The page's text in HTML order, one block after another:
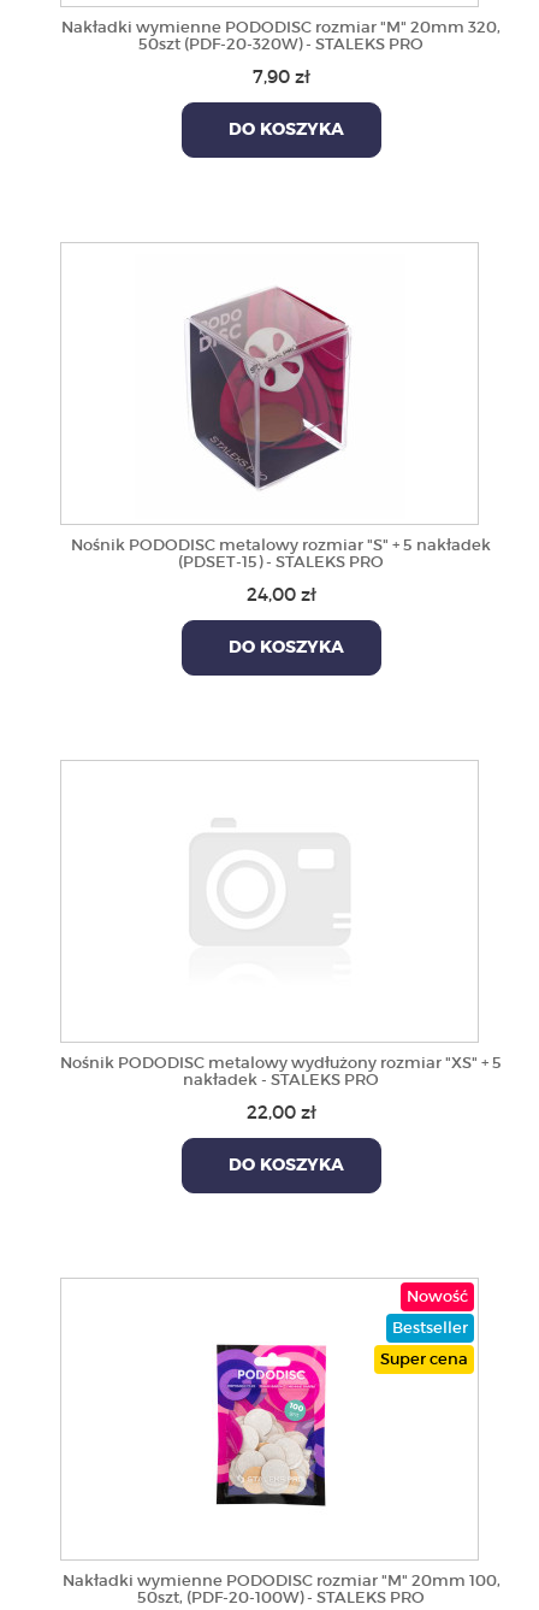
Nakładki wymienne PODODISC rozmiar "M" 20mm 320,
50szt (PDF-20-320W) - STALEKS PRO
7,90 zł
DO KOSZYKA
Nośnik PODODISC metalowy rozmiar "S" + 5 nakładek
(PDSET-15) - STALEKS PRO
24,00 zł
DO KOSZYKA
Nośnik PODODISC metalowy wydłużony rozmiar "XS" + 5
nakładek - STALEKS PRO
22,00 zł
DO KOSZYKA
Nowość
Bestseller
Super cena
Nakładki wymienne PODODISC rozmiar "M" 20mm 100,
50szt, (PDF-20-100W) - STALEKS PRO